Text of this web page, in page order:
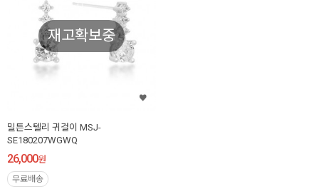
재고확보중
밀튼스텔리 귀걸이 MSJ-
SE180207WGWQ
26,000원
무료배송